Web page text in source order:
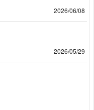
2026/06/08
2026/05/29